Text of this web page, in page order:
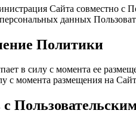
Сайта совместно с
данных
Политики
в силу с момента ее
с момента размещения на
с